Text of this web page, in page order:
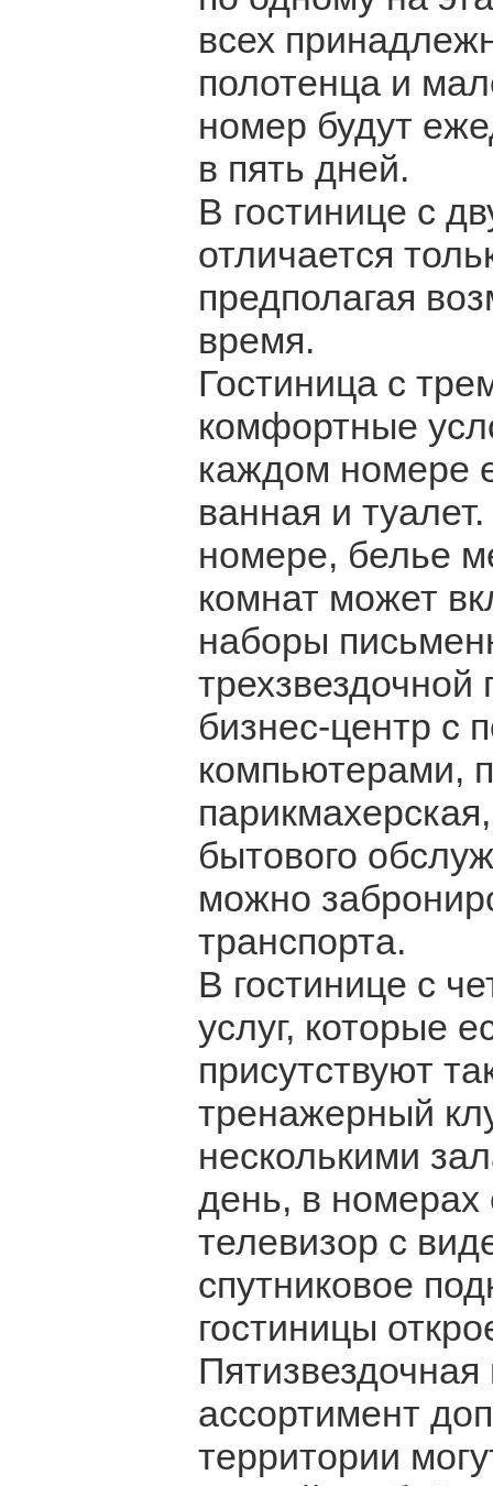
всех
полотенца и
номер будут
в пять дней.
В гостинице с
отличается
предполагая
время.
Гостиница с
комфортные
каждом номере
ванная и
номере, белье
комнат может
наборы
трехзвездочной
бизнес-центр с
компьютерами,
бытового
можно
транспорта.
В гостинице с
услуг, которые
присутствуют
тренажерный
несколькими
день, в номерах
телевизор с
спутниковое
гостиницы
ассортимент
территории